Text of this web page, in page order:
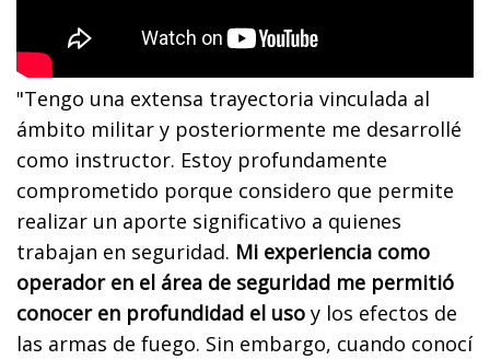
"Tengo una extensa trayectoria vinculada al
ámbito militar y posteriormente me desarrollé
como instructor. Estoy profundamente
comprometido porque considero que permite
realizar un aporte significativo a quienes
trabajan en seguridad. Mi experiencia como
operador en el área de seguridad me permitió
conocer en profundidad el uso y los efectos de
las armas de fuego. Sin embargo, cuando conocí